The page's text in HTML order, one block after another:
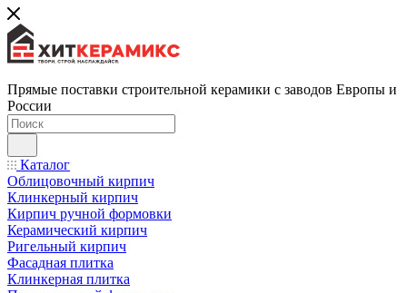
Прямые поставки строительной керамики с заводов Европы и
России
Каталог
Облицовочный кирпич
Клинкерный кирпич
Кирпич ручной формовки
Керамический кирпич
Ригельный кирпич
Фасадная плитка
Клинкерная плитка